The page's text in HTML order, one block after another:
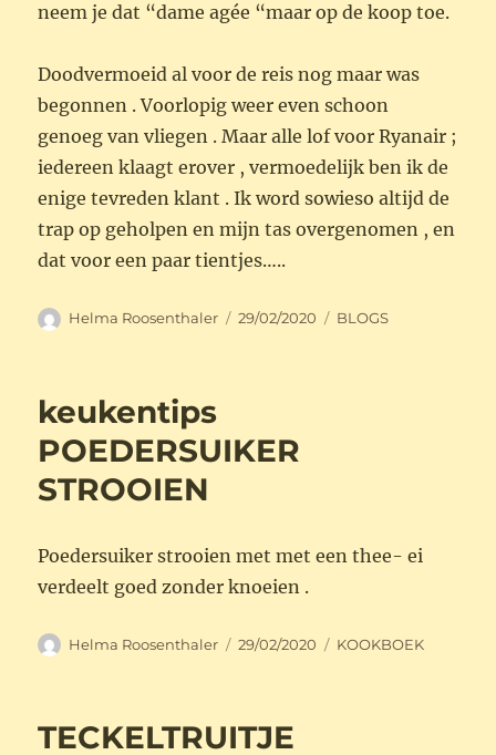
neem je dat “dame agée “maar op de koop toe.
Doodvermoeid al voor de reis nog maar was
begonnen . Voorlopig weer even schoon
genoeg van vliegen . Maar alle lof voor Ryanair ;
iedereen klaagt erover , vermoedelijk ben ik de
enige tevreden klant . Ik word sowieso altijd de
trap op geholpen en mijn tas overgenomen , en
dat voor een paar tientjes…..
Auteur
Helma Roosenthaler
Geplaatst
29/02/2020 Categorieën
BLOGS
keukentips
POEDERSUIKER
STROOIEN
Poedersuiker strooien met met een thee- ei
verdeelt goed zonder knoeien .
Auteur
Helma Roosenthaler
Geplaatst
29/02/2020 Categorieën
KOOKBOEK
TECKELTRUITJE